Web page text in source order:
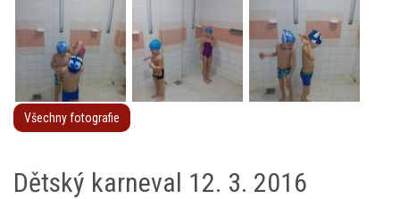
Všechny fotografie
Dětský karneval 12. 3. 2016